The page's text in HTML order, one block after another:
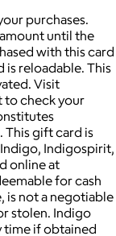
purchases.
until the
with this card
reloadable. This
Visit
to check your
This gift card is
Indigospirit,
online at
for cash
is not a negotiable
stolen. Indigo
time if obtained